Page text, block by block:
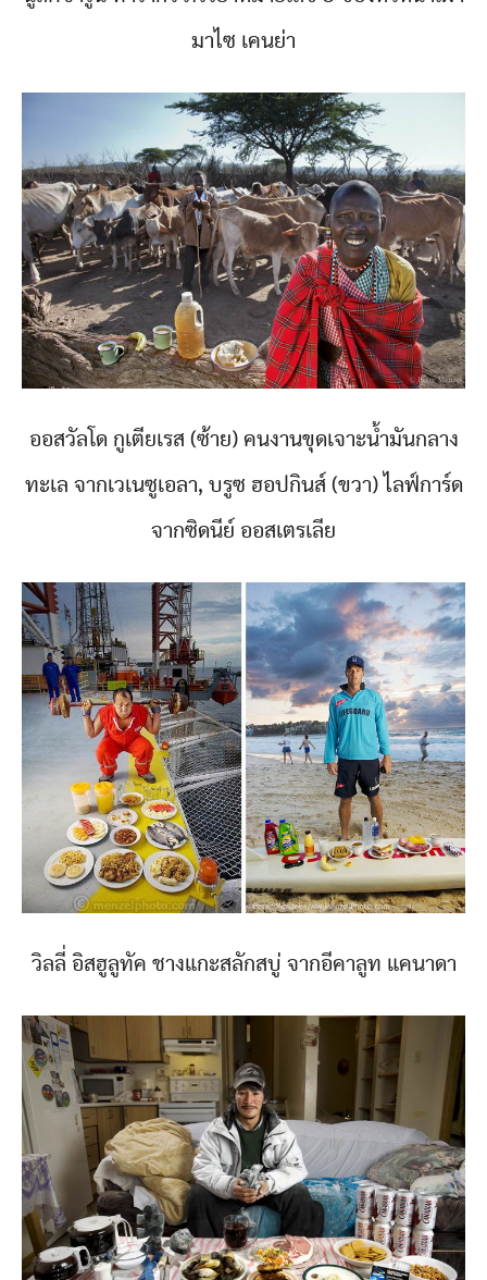
มาไซ เคนย่า
ออสวัลโด กูเตียเรส (ซ้าย) คนงานขุดเจาะน้ำมันกลาง
ทะเล จากเวเนซูเอลา, บรูซ ฮอปกินส์ (ขวา) ไลฟ์การ์ด
จากซิดนีย์ ออสเตรเลีย
วิลลี่ อิสฮูลูทัค ชางแกะสลักสบู่ จากอีคาลูท แคนาดา